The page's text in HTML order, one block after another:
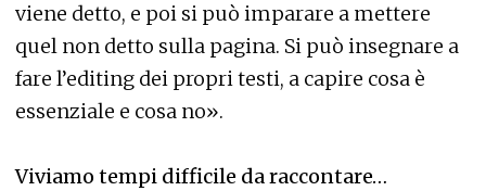
viene detto, e poi si può imparare a mettere
quel non detto sulla pagina. Si può insegnare a
fare l’editing dei propri testi, a capire cosa è
essenziale e cosa no».
Viviamo tempi difficile da raccontare…